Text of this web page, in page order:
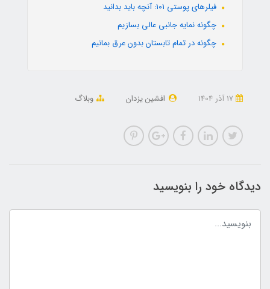
فیلرهای پوستی 101: آنچه باید بدانید
چگونه نمایه جانبی عالی بسازیم
چگونه در تمام تابستان بدون عرق بمانیم
افشین یزدان وبلاگ
دیدگاه خود را بنویسید